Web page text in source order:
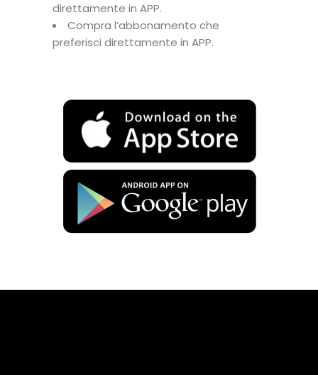
direttamente in APP.
Compra l’abbonamento che
preferisci direttamente in APP.